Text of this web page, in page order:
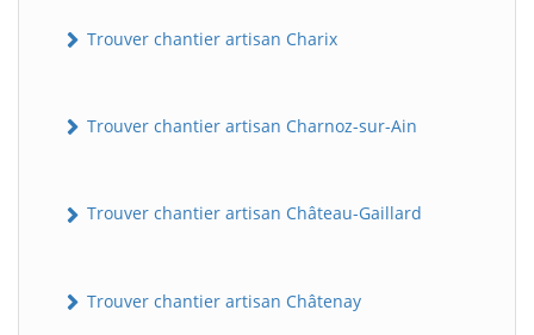
Trouver chantier artisan Charix
Trouver chantier artisan Charnoz-sur-Ain
Trouver chantier artisan Château-Gaillard
Trouver chantier artisan Châtenay